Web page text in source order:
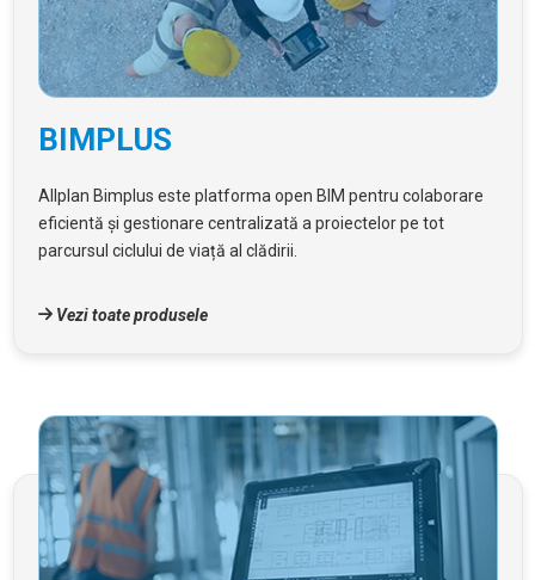
BIMPLUS
Allplan Bimplus este platforma open BIM pentru colaborare
eficientă și gestionare centralizată a proiectelor pe tot
parcursul ciclului de viață al clădirii.
Vezi toate produsele